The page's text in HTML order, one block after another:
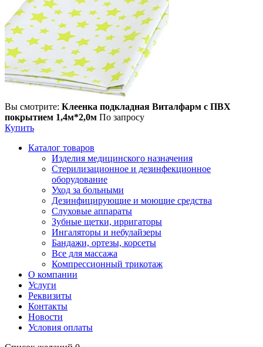
Вы смотрите: Клеенка подкладная Виталфарм с ПВХ
покрытием 1,4м*2,0м По запросу
Купить
Каталог товаров
Изделия медицинского назначения
Стерилизационное и дезинфекционное
оборудование
Уход за больными
Дезинфицирующие и моющие средства
Слуховые аппараты
Зубные щетки, ирригаторы
Ингаляторы и небулайзеры
Бандажи, ортезы, корсеты
Все для массажа
Компрессионный трикотаж
О компании
Услуги
Реквизиты
Контакты
Новости
Условия оплаты